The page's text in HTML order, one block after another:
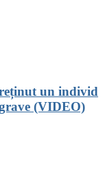
un individ
(VIDEO)